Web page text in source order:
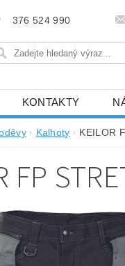
376 524 990
KONTAKTY
Kalhoty KEILOR
FP